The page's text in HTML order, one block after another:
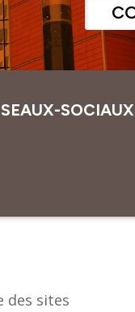
SOCIAUX
des sites